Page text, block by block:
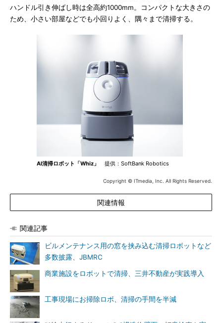
ハンドル引き伸ばし時は全高約1000mm。コンパクトな大きさの
ため、小さい部屋などでも小回りよく、隅々まで清掃する。
AI清掃ロボット「Whiz」 提供：SoftBank Robotics
Copyright © ITmedia, Inc. All Rights Reserved.
関連情報
関連記事
ビルメンテナンス用の窓を挟み込む清掃ロボットなど
多数披露、JBMRC
商業施設をロボットで清掃、三井不動産が実践導入
工事現場にお掃除ロボ、清掃の手間を半減